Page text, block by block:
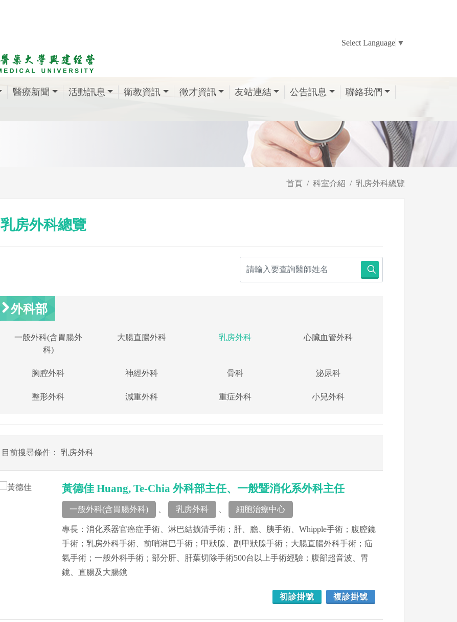
Select Language ▼
醫療新聞 活動訊息 衛教資訊 徵才資訊 友站連結 公告訊息
聯絡我們
首頁 科室介紹 乳房外科總覽
乳房外科總覽
外科部
一般外科(含胃腸外
科)
大腸直腸外科 乳房外科 心臟血管外科
胸腔外科 神經外科 骨科 泌尿科
整形外科 減重外科 重症外科 小兒外科
目前搜尋條件： 乳房外科
黃德佳 Huang, Te-Chia 外科部主任、一般暨消化系外科主任
一般外科(含胃腸外科) 乳房外科 細胞治療中心
專長：消化系器官癌症手術、淋巴結擴清手術；肝、膽、胰手術、Whipple手術；腹腔鏡
手術；乳房外科手術、前哨淋巴手術；甲狀腺、副甲狀腺手術；大腸直腸外科手術；疝
氣手術；一般外科手術；部分肝、肝葉切除手術500台以上手術經驗；腹部超音波、胃
鏡、直腸及大腸鏡
初診掛號 複診掛號